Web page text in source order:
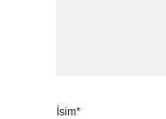
İsim*